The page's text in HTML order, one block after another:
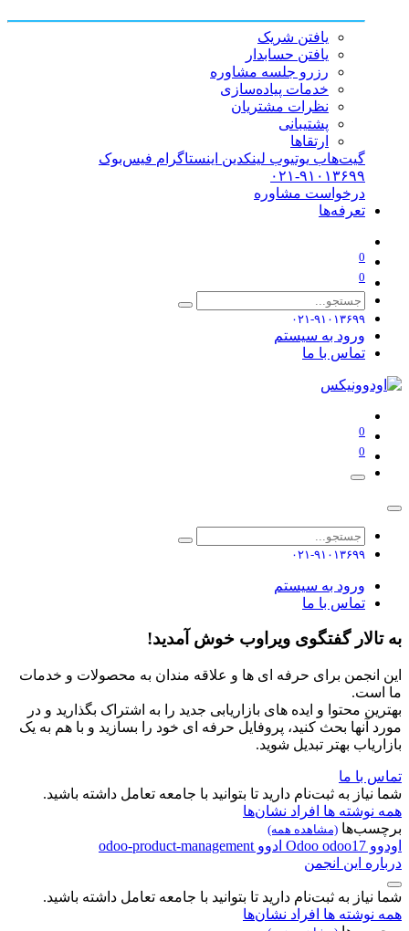
یافتن شریک
یافتن حسابدار
رزرو جلسه مشاوره
خدمات پیاده‌سازی
نظرات مشتریان
پشتیبانی
ارتقاها
گیت‌هاب یوتیوب لینکدین اینستاگرام فیس‌بوک
۰۲۱-۹۱۰۱۳۶۹۹
درخواست مشاوره
تعرفه‌ها
0
0
۰۲۱-۹۱۰۱۳۶۹۹
ورود به سیستم
تماس با ما
0
0
۰۲۱-۹۱۰۱۳۶۹۹
ورود به سیستم
تماس با ما
به تالار گفتگوی ویراوب خوش آمدید!
این انجمن برای حرفه ای ها و علاقه مندان به محصولات و خدمات
ما است.
بهترین محتوا و ایده های بازاریابی جدید را به اشتراک بگذارید و در
مورد آنها بحث کنید، پروفایل حرفه ای خود را بسازید و با هم به یک
بازاریاب بهتر تبدیل شوید.
تماس با ما
شما نیاز به ثبت‌نام دارید تا بتوانید با جامعه تعامل داشته باشید.
همه نوشته ها افراد نشان‌ها
برچسب‌ها (مشاهده همه)
اودوو Odoo odoo17 ادوو odoo-product-management
درباره این انجمن
شما نیاز به ثبت‌نام دارید تا بتوانید با جامعه تعامل داشته باشید.
همه نوشته ها افراد نشان‌ها